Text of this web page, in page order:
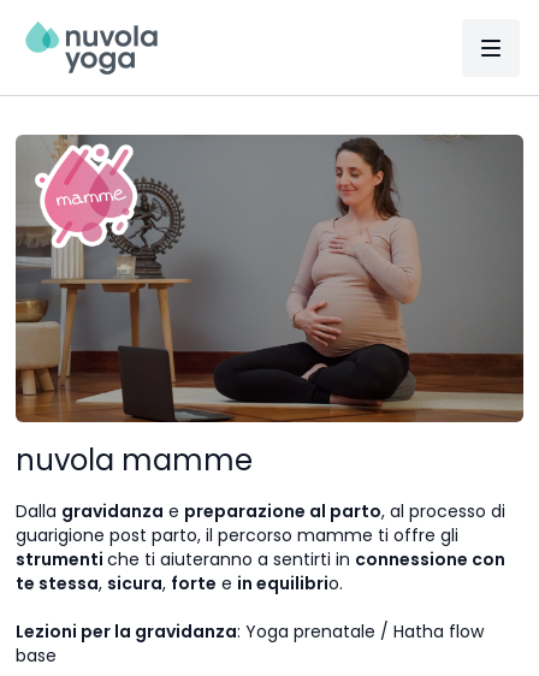
nuvola mamme
Dalla gravidanza e preparazione al parto, al processo di
guarigione post parto, il percorso mamme ti offre gli
strumentiche ti aiuteranno a sentirti in connessione con
te stessa, sicura, forte e in equilibrio.
Lezioni per la gravidanza: Yoga prenatale / Hatha flow
base